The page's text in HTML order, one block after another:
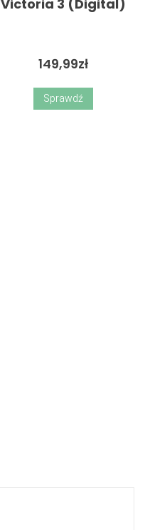
Victoria 3 (Digital)
149,99zł
Sprawdź